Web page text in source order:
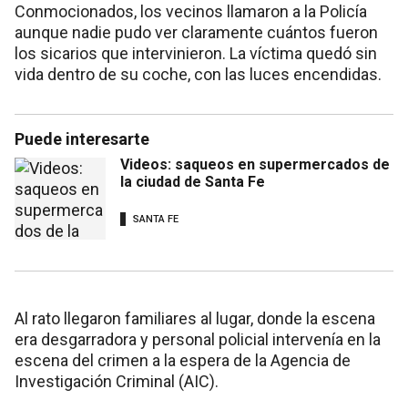
Conmocionados, los vecinos llamaron a la Policía
aunque nadie pudo ver claramente cuántos fueron
los sicarios que intervinieron. La víctima quedó sin
vida dentro de su coche, con las luces encendidas.
Puede interesarte
Videos: saqueos en supermercados de
la ciudad de Santa Fe
SANTA FE
Al rato llegaron familiares al lugar, donde la escena
era desgarradora y personal policial intervenía en la
escena del crimen a la espera de la Agencia de
Investigación Criminal (AIC).